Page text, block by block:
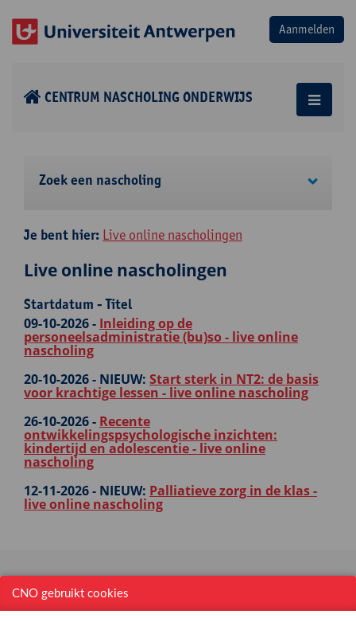
CENTRUM NASCHOLING ONDERWIJS
Zoek een nascholing
Je bent hier: Live online nascholingen
Live online nascholingen
Startdatum - Titel
09-10-2026 - Inleiding op de
personeelsadministratie (bu)so - live online
nascholing
20-10-2026 - NIEUW: Start sterk in NT2: de basis
voor krachtige lessen - live online nascholing
26-10-2026 - Recente
ontwikkelingspsychologische inzichten:
kindertijd en adolescentie - live online
nascholing
12-11-2026 - NIEUW: Palliatieve zorg in de klas -
live online nascholing
Ga naar...
CNO gebruikt cookies